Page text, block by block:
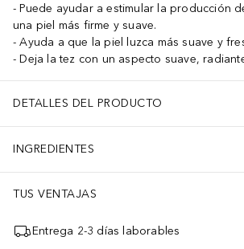
Puede ayudar a estimular la producción
una piel más firme y suave.
Ayuda a que la piel luzca más suave y
Deja la tez con un aspecto suave,
DETALLES DEL PRODUCTO
INGREDIENTES
TUS VENTAJAS
Entrega 2-3 días laborables